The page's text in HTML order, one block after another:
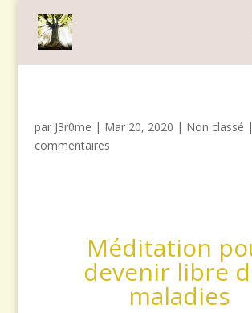
par J3r0me | Mar 20, 2020 | Non classé |
commentaires
Méditation
devenir libre
maladies